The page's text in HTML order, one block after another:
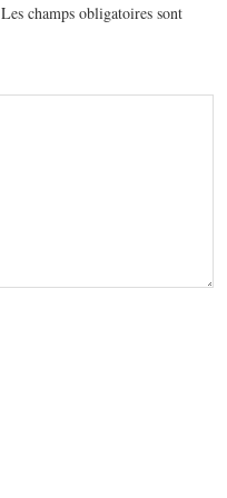
Les champs obligatoires sont